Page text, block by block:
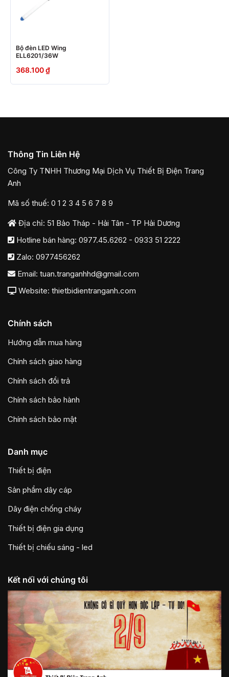
Bộ đèn LED Wing
ELL6201/36W
368.100₫
Thông Tin Liên Hệ
Công Ty TNHH Thương Mại Dịch Vụ Thiết Bị Điện Trang
Anh
Mã số thuế: 0 1 2 3 4 5 6 7 8 9
Địa chỉ: 51 Bảo Tháp - Hải Tân - TP Hải Dương
Hotline bán hàng: 0977.45.6262 - 0933 51 2222
Zalo: 0977456262
Email: tuan.tranganhhd@gmail.com
Website: thietbidientranganh.com
Chính sách
Hướng dẫn mua hàng
Chính sách giao hàng
Chính sách đổi trả
Chính sách bảo hành
Chính sách bảo mật
Danh mục
Thiết bị điện
Sản phẩm dây cáp
Dây điện chống cháy
Thiết bị điện gia dụng
Thiết bị chiếu sáng - led
Kết nối với chúng tôi